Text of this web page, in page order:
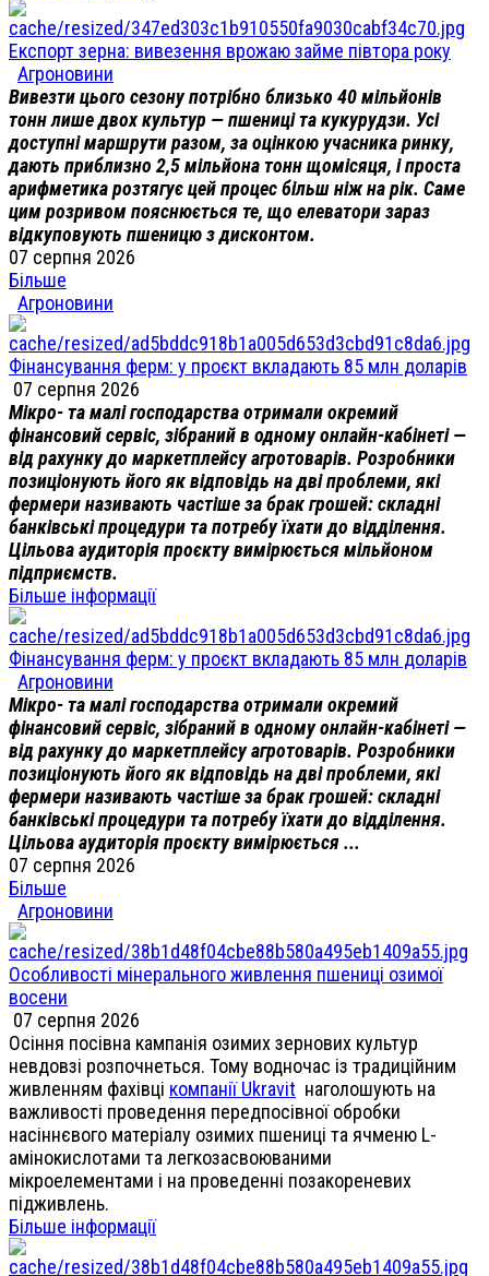
Експорт зерна: вивезення врожаю займе півтора року
Агроновини
Вивезти цього сезону потрібно близько 40 мільйонів
тонн лише двох культур — пшениці та кукурудзи. Усі
доступні маршрути разом, за оцінкою учасника ринку,
дають приблизно 2,5 мільйона тонн щомісяця, і проста
арифметика розтягує цей процес більш ніж на рік. Саме
цим розривом пояснюється те, що елеватори зараз
відкуповують пшеницю з дисконтом.
07 серпня 2026
Більше
Агроновини
Фінансування ферм: у проєкт вкладають 85 млн доларів
07 серпня 2026
Мікро- та малі господарства отримали окремий
фінансовий сервіс, зібраний в одному онлайн-кабінеті —
від рахунку до маркетплейсу агротоварів. Розробники
позиціонують його як відповідь на дві проблеми, які
фермери називають частіше за брак грошей: складні
банківські процедури та потребу їхати до відділення.
Цільова аудиторія проєкту вимірюється мільйоном
підприємств.
Більше інформації
Фінансування ферм: у проєкт вкладають 85 млн доларів
Агроновини
Мікро- та малі господарства отримали окремий
фінансовий сервіс, зібраний в одному онлайн-кабінеті —
від рахунку до маркетплейсу агротоварів. Розробники
позиціонують його як відповідь на дві проблеми, які
фермери називають частіше за брак грошей: складні
банківські процедури та потребу їхати до відділення.
Цільова аудиторія проєкту вимірюється ...
07 серпня 2026
Більше
Агроновини
Особливості мінерального живлення пшениці озимої
восени
07 серпня 2026
Осіння посівна кампанія озимих зернових культур
невдовзі розпочнеться. Тому водночас із традиційним
живленням фахівці компанії Ukravit наголошують на
важливості проведення передпосівної обробки
насіннєвого матеріалу озимих пшениці та ячменю L-
амінокислотами та легкозасвоюваними
мікроелементами і на проведенні позакореневих
підживлень.
Більше інформації